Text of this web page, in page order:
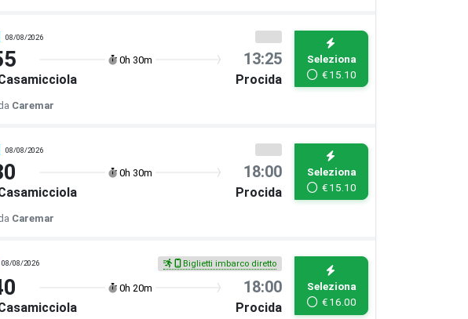
08/08/2026
0h 30m 13:25
Procida
Seleziona
€15.10
Caremar
08/08/2026
0h 30m 18:00
Procida
Seleziona
€15.10
Caremar
08/08/2026 Biglietti imbarco diretto
0h 20m 18:00
Procida
Seleziona
€16.00